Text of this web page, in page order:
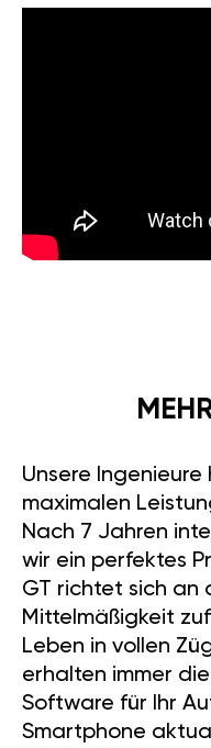
Unsere
maximalen
Nach 7 Jahren
wir ein perfektes
GT richtet sich an
Mittelmäßigkeit
Leben in vollen
erhalten immer
Software für Ihr
Smartphone